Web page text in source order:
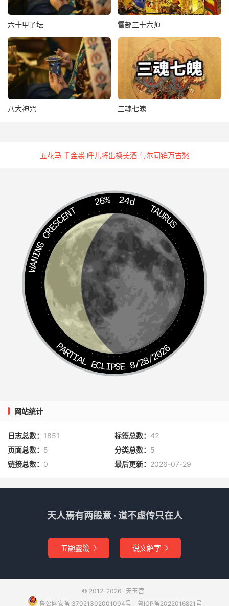
六十甲子坛 雷部三十六帅
八大神咒 三魂七魄
五花马 千金裘 呼儿将出换美酒 与尔同销万古愁
26% 24d
TAURUS
WANING CRESCENT
PARTIAL ECLIPSE 8/28/2026
网站统计
日志总数： 1851 标签总数： 42
页面总数： 5 分类总数： 5
链接总数： 0 最后更新： 2026-07-29
天人焉有两般意 · 道不虚传只在人
五顯靈籤  说文解字 
© 2012-2026 天玉宫
鲁公网安备 37021302001004号 ​​​ · 鲁ICP备2022016821号